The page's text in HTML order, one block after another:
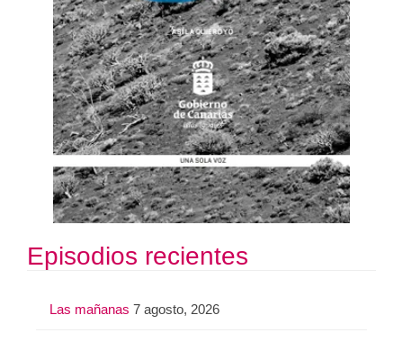
Episodios recientes
Las mañanas 7 agosto, 2026